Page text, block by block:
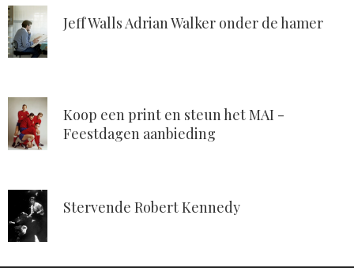
Jeff Walls Adrian Walker onder de hamer
Koop een print en steun het MAI -
Feestdagen aanbieding
Stervende Robert Kennedy